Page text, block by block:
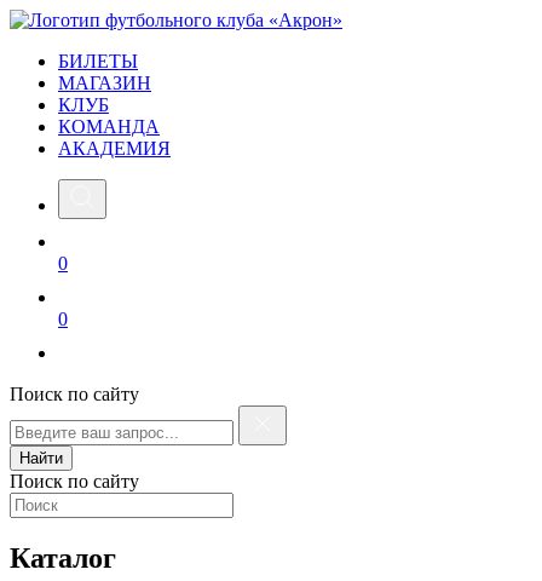
БИЛЕТЫ
МАГАЗИН
КЛУБ
КОМАНДА
АКАДЕМИЯ
0
0
Поиск по сайту
Найти
Поиск по сайту
Каталог